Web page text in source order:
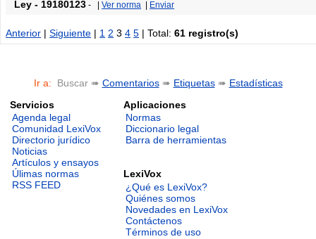
Ley - 19180123 - |Ver norma | Enviar
Anterior |Siguiente | 1 2 34 5 | Total:61 registro(s)
Ir a: Buscar ➠ Comentarios➠ Etiquetas➠ Estadísticas
Servicios
Agenda legal
Comunidad LexiVox
Directorio jurídico
Noticias
Artículos y ensayos
Úlimas normas
RSS FEED
Aplicaciones
Normas
Diccionario legal
Barra de herramientas
LexiVox
¿Qué es LexiVox?
Quiénes somos
Novedades en LexiVox
Contáctenos
Términos de uso